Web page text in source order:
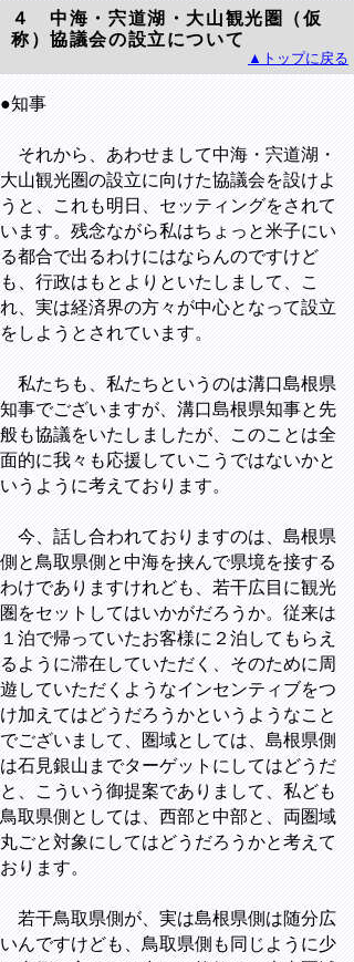
４ 中海・宍道湖・大山観光圏（仮
称）協議会の設立について
▲トップに戻る
●知事
それから、あわせまして中海・宍道湖・
大山観光圏の設立に向けた協議会を設けよ
うと、これも明日、セッティングをされて
います。残念ながら私はちょっと米子にい
る都合で出るわけにはならんのですけど
も、行政はもとよりといたしまして、こ
れ、実は経済界の方々が中心となって設立
をしようとされています。
私たちも、私たちというのは溝口島根県
知事でございますが、溝口島根県知事と先
般も協議をいたしましたが、このことは全
面的に我々も応援していこうではないかと
いうように考えております。
今、話し合われておりますのは、島根県
側と鳥取県側と中海を挟んで県境を接する
わけでありますけれども、若干広目に観光
圏をセットしてはいかがだろうか。従来は
１泊で帰っていたお客様に２泊してもらえ
るように滞在していただく、そのために周
遊していただくようなインセンティブをつ
け加えてはどうだろうかというようなこと
でございまして、圏域としては、島根県側
は石見銀山までターゲットにしてはどうだ
と、こういう御提案でありまして、私ども
鳥取県側としては、西部と中部と、両圏域
丸ごと対象にしてはどうだろうかと考えて
おります。
若干鳥取県側が、実は島根県側は随分広
いんですけども、鳥取県側も同じように少